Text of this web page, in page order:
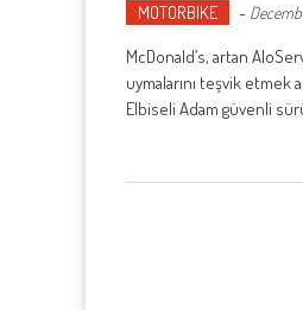
MOTORBIKE -
McDonald’s, artan
uymalarını teşvik etmek
Elbiseli Adam güvenli